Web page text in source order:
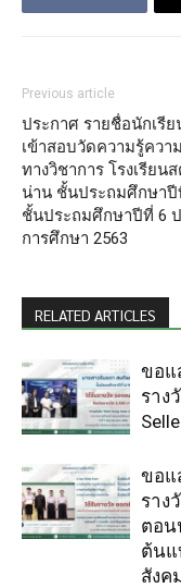
Previous article
ประกาศ รายชื่อนักเรี
เข้าสอบวัดความรู้ควา
ทางวิชาการ โรงเรียน
น่าน ชั้นประถมศึกษาปี
ชั้นประถมศึกษาปีที่ 6
การศึกษา 2563
RELATED ARTICLES
ขอแ
ราง
ขอแ
ราง
ตอน
ต้นแ
สังค